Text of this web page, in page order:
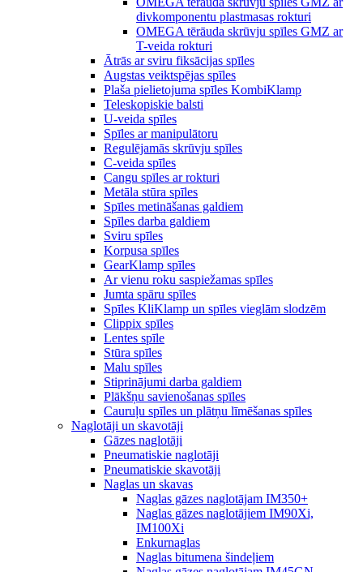
divkomponentu plastmasas rokturi
OMEGA tērāuda skrūvju spīles GMZ ar
T-veida rokturi
Ātrās ar sviru fiksācijas spīles
Augstas veiktspējas spīles
Plaša pielietojuma spīles KombiKlamp
Teleskopiskie balsti
U-veida spīles
Spīles ar manipulātoru
Regulējamās skrūvju spīles
C-veida spīles
Cangu spīles ar rokturi
Metāla stūra spīles
Spīles metināšanas galdiem
Spīles darba galdiem
Sviru spīles
Korpusa spīles
GearKlamp spīles
Ar vienu roku saspiežamas spīles
Jumta spāru spīles
Spīles KliKlamp un spīles vieglām slodzēm
Clippix spīles
Lentes spīle
Stūra spīles
Malu spīles
Stiprinājumi darba galdiem
Plākšņu savienošanas spīles
Cauruļu spīles un plātņu līmēšanas spīles
Naglotāji un skavotāji
Gāzes naglotāji
Pneumatiskie naglotāji
Pneumatiskie skavotāji
Naglas un skavas
Naglas gāzes naglotājam IM350+
Naglas gāzes naglotājiem IM90Xi,
IM100Xi
Enkurnaglas
Naglas bitumena šindeļiem